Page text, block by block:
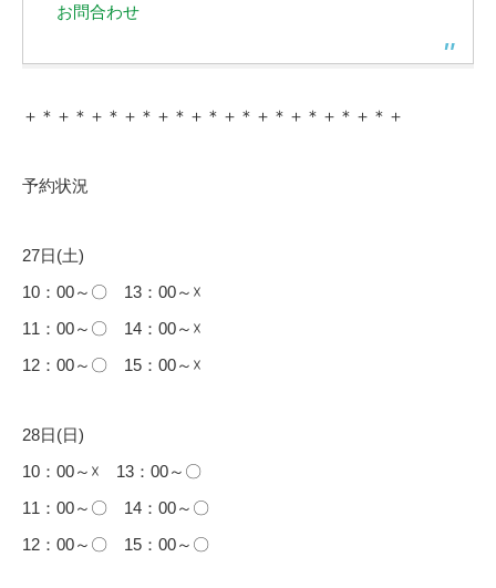
お問合わせ
＋＊＋＊＋＊＋＊＋＊＋＊＋＊＋＊＋＊＋＊＋＊＋
予約状況
27日(土)
10：00～〇 13：00～☓
11：00～〇 14：00～☓
12：00～〇 15：00～☓
28日(日)
10：00～☓ 13：00～〇
11：00～〇 14：00～〇
12：00～〇 15：00～〇